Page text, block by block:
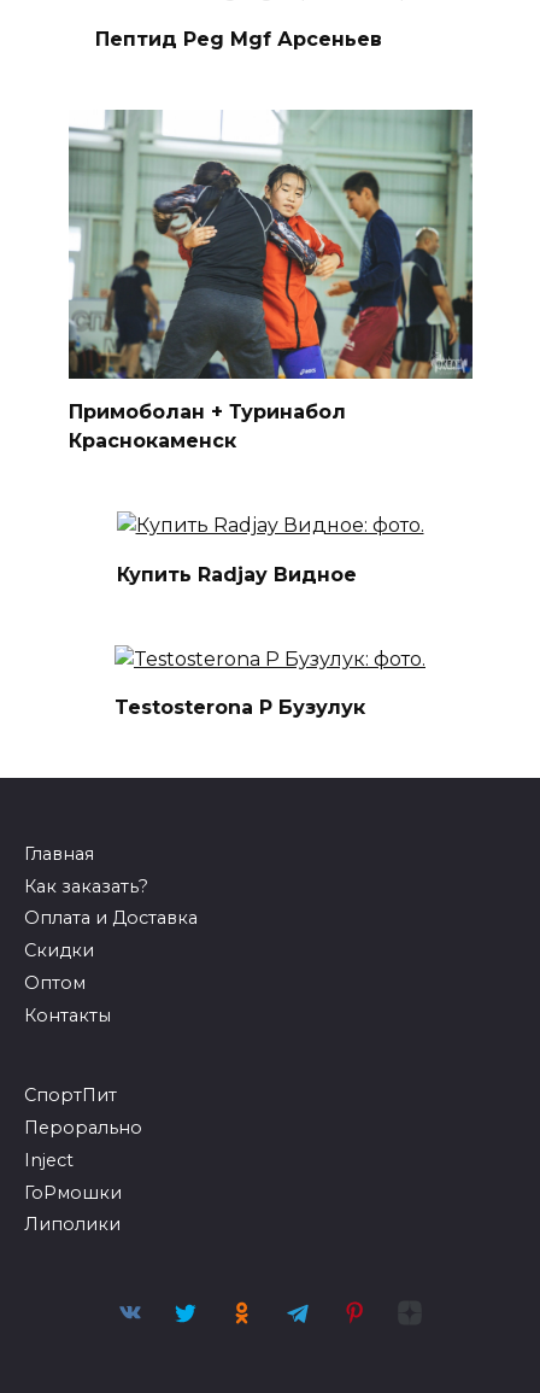
Пептид Peg Mgf Арсеньев
Примоболан + Туринабол
Краснокаменск
Купить Radjay Видное
Testosterona P Бузулук
Главная
Как заказать?
Оплата и Доставка
Скидки
Оптом
Контакты
СпортПит
Перорально
Inject
ГоРмошки
Липолики